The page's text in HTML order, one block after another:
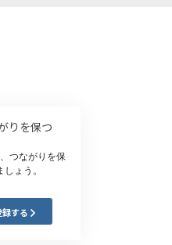
ト
りを保つ
つながりを保
しょう。
録する